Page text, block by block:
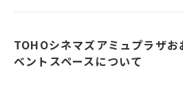
TOHOシネマズアミュプラザお
ベントスペースについて